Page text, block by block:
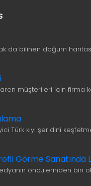
da bilinen doğum
müşterileri için firma
Türk kıyı şeridini
Görme Sanatında
öncülerinden biri